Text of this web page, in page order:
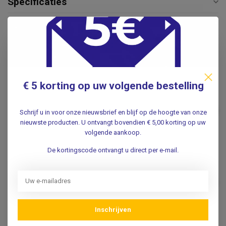
Gerelateerde producten
LITTMANN®
Chocolade Bruin Copper
Finish - 5809
€129,95
Classic III Stethoscoop -
.
€ 5 korting op uw volgende bestelling
Schrijf u in voor onze nieuwsbrief en blijf op de hoogte van onze
nieuwste producten. U ontvangt bovendien € 5,00 korting op uw
volgende aankoop.
De kortingscode ontvangt u direct per e-mail.
Inschrijven